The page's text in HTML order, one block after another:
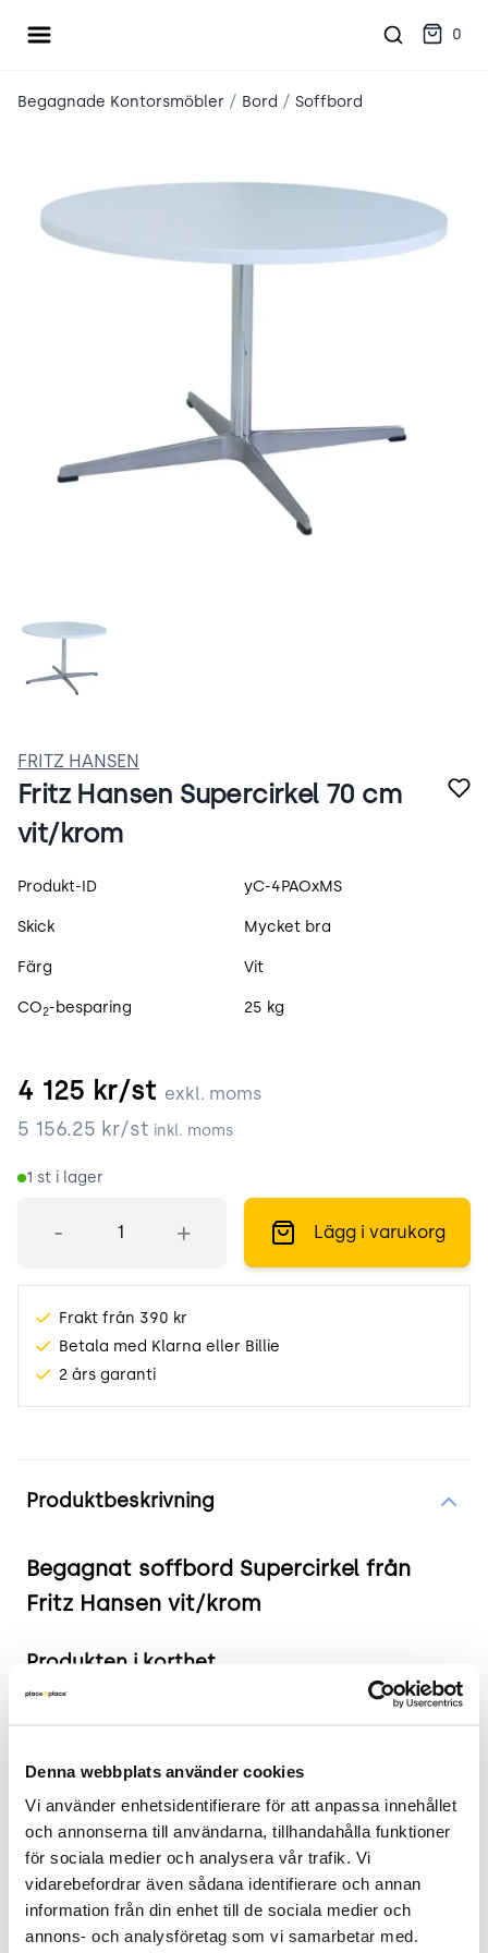
Denna webbplats använder cookies
Vi använder enhetsidentifierare för att anpassa innehållet
och annonserna till användarna, tillhandahålla funktioner
för sociala medier och analysera vår trafik. Vi
vidarebefordrar även sådana identifierare och annan
information från din enhet till de sociala medier och
annons- och analysföretag som vi samarbetar med.
Öppna meny 0
Begagnade Kontorsmöbler / Bord / Soffbord
zNnJluN5nuB4.webp
FRITZ HANSEN
Fritz Hansen Supercirkel 70 cm
vit/krom
Produktspecifikation
Produkt-ID yC-4PAOxMS
Skick Mycket bra
Färg Vit
CO2-besparing 25 kg
4 125 kr/st exkl. moms
5 156.25 kr/st inkl. moms
1 st i lager
- + Lägg i varukorg
Frakt från 390 kr
Betala med Klarna eller Billie
2 års garanti
Produktbeskrivning
Begagnat soffbord Supercirkel från
Fritz Hansen vit/krom
Produkten i korthet
Färg och material: Vit bordsskiva, kromstativ
Skick: 4/5
2 års garanti
Mer om produkten
Supercikel serien är designad av Piet Hein, Bruno
Mathsson och Arne Jacobsen. Det cirkulära